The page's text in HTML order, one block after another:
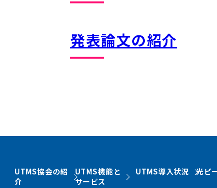
発表論文の紹介
UTMS協会の紹
介
UTMS機能と
サービス
UTMS導入状況 光ビ